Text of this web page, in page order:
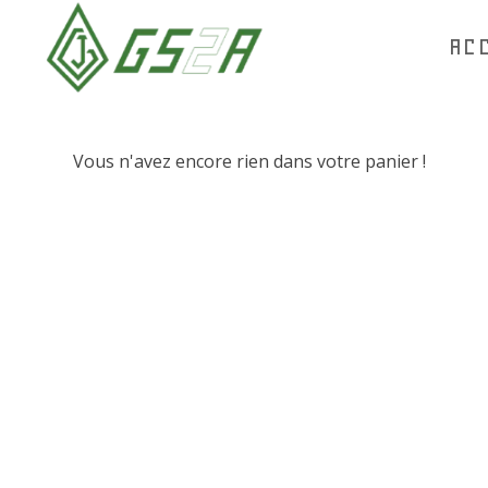
Vous n'avez encore rien dans votre panier !